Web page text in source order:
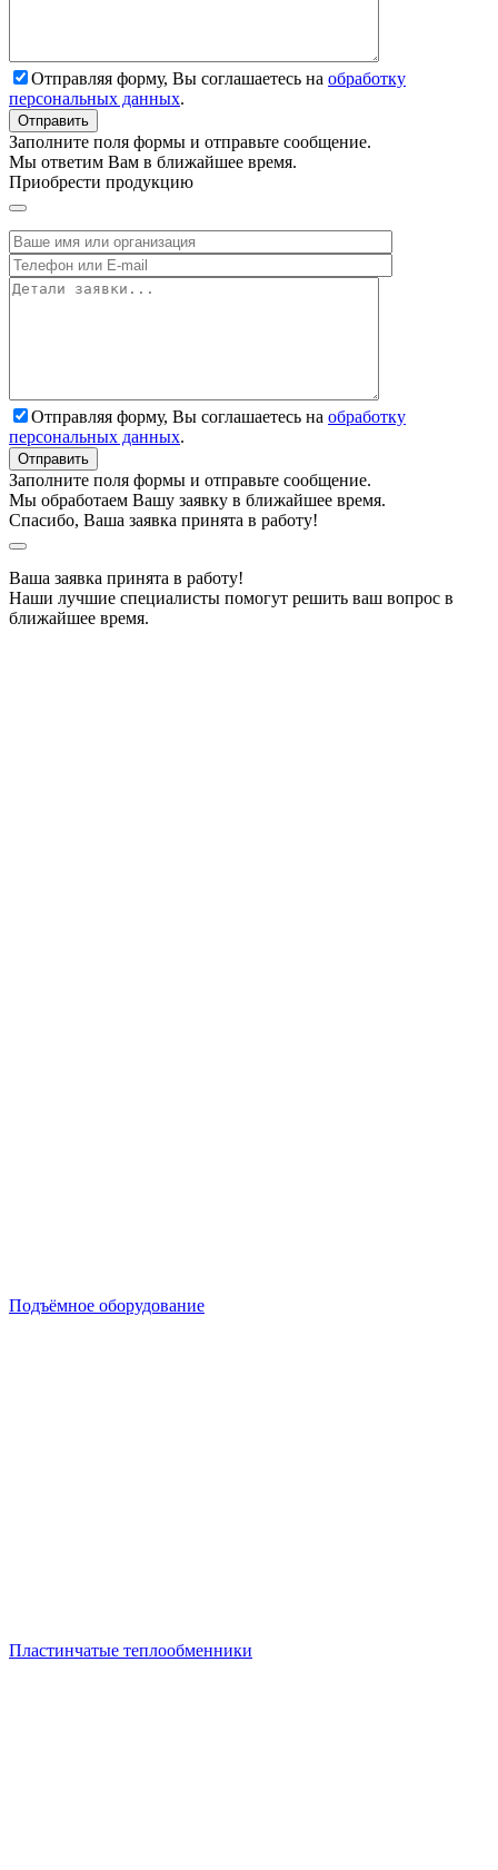
Отправляя форму, Вы соглашаетесь на обработку
персональных данных.
Заполните поля формы и отправьте сообщение.
Мы ответим Вам в ближайшее время.
Приобрести продукцию
Отправляя форму, Вы соглашаетесь на обработку
персональных данных.
Заполните поля формы и отправьте сообщение.
Мы обработаем Вашу заявку в ближайшее время.
Спасибо, Ваша заявка принята в работу!
Ваша заявка принята в работу!
Наши лучшие специалисты помогут решить ваш вопрос в
ближайшее время.
Подъёмное оборудование
Пластинчатые теплообменники